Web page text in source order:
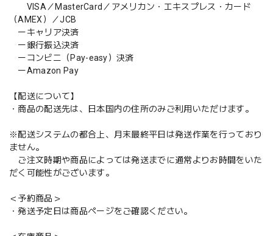
VISA／MasterCard／アメリカン・エキスプレス・カード
（AMEX）／JCB
ーキャリア決済
ー銀行振込決済
ーコンビニ（Pay-easy）決済
ーAmazon Pay
【配送について】
・商品の配送先は、日本国内の住所のみご利用いただけます。
※配送システムの都合上、月末最終平日は発送作業を行っており
ません。
ご注文時期や商品によっては発送までに通常よりお時間をいた
だく可能性がございます。
＜予約商品＞
・発送予定日は商品ページをご確認ください。